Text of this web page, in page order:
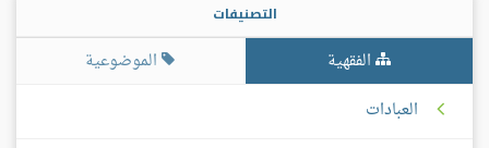
التصنيفات
الفقهية
الموضوعية
العبادات